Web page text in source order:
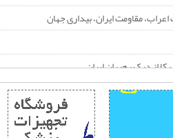
راهبردی می‌دهد؟
ایران، بیداری جهان
رهبران ایران
واشنگتن را تغییر داد
تنگه هرمز